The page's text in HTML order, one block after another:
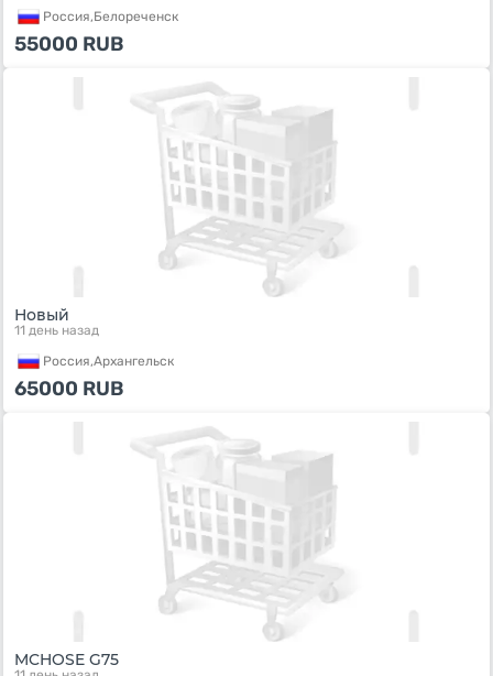
Россия,Белореченск
55000 RUB
Новый
11 день назад
Россия,Архангельск
65000 RUB
MCHOSE G75